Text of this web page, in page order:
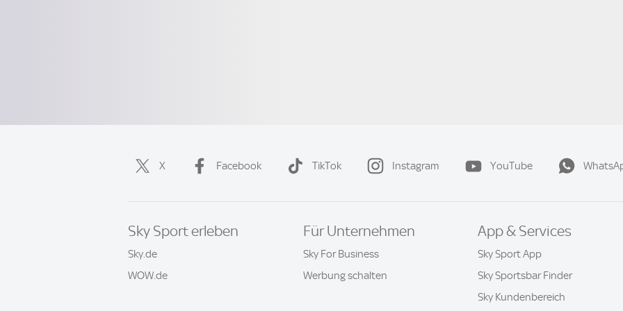
X Facebook TikTok Instagram YouTube
Sky Sport erleben
Sky.de
WOW.de
Für Unternehmen
Sky For Business
Werbung schalten
App & Services
Sky Sport App
Sky Sportsbar Finder
Sky Kundenbereich